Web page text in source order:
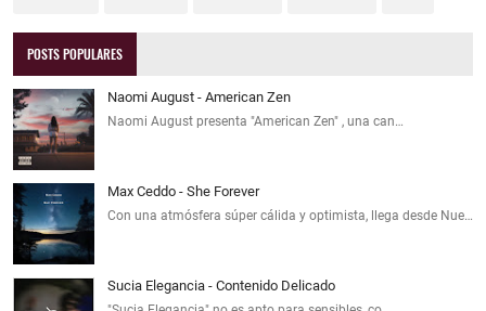
POSTS POPULARES
Naomi August - American Zen
Naomi August presenta "American Zen" , una can…
Max Ceddo - She Forever
Con una atmósfera súper cálida y optimista, llega desde Nue…
Sucia Elegancia - Contenido Delicado